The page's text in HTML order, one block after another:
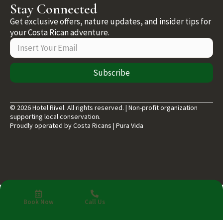
Book Now Call Us
Stay Connected
Get exclusive offers, nature updates, and insider tips for
your Costa Rican adventure.
Subscribe
© 2026 Hotel Rivel. All rights reserved. | Non-profit organization
supporting local conservation.
Proudly operated by Costa Ricans | Pura Vida